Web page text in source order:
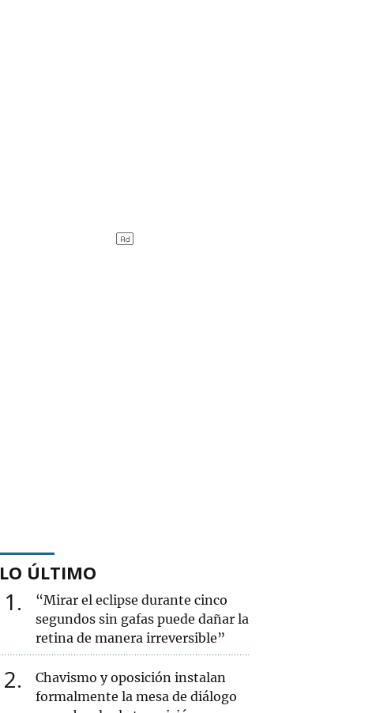
LO ÚLTIMO
1
“Mirar el eclipse durante cinco
segundos sin gafas puede dañar la
retina de manera irreversible”
2
Chavismo y oposición instalan
formalmente la mesa de diálogo